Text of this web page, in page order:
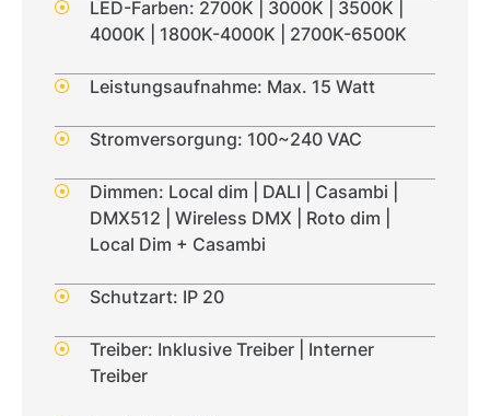
LED-Farben: 2700K | 3000K | 3500K |
4000K | 1800K-4000K | 2700K-6500K
Leistungsaufnahme: Max. 15 Watt
Stromversorgung: 100~240 VAC
Dimmen: Local dim | DALI | Casambi |
DMX512 | Wireless DMX | Roto dim |
Local Dim + Casambi
Schutzart: IP 20
Treiber: Inklusive Treiber | Interner
Treiber